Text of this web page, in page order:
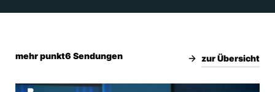
geflüchtet
mehr punkt6 Sendungen zur Übersicht